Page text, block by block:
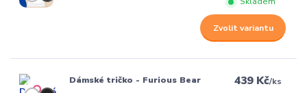
Zvolit variantu
Dámské tričko - Furious Bear 439 Kč/ks